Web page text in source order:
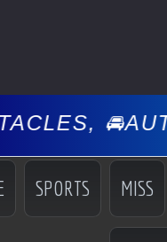
•
SPORTS MISS